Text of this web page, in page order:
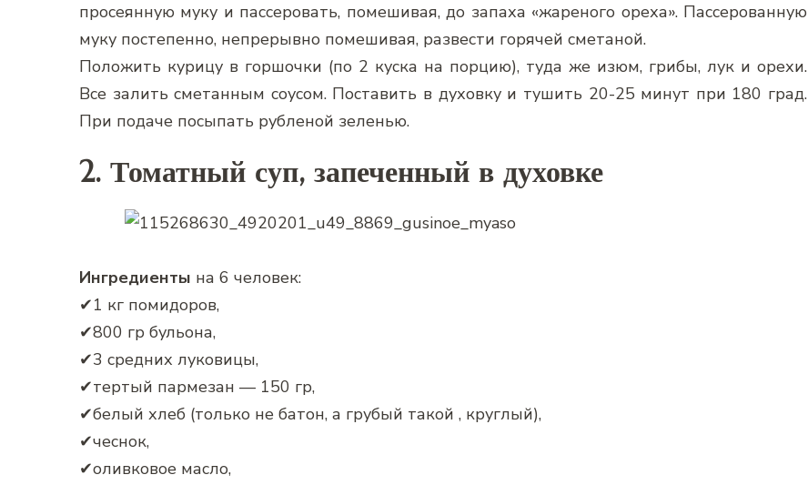
просеянную муку и пассеровать, помешивая, до запаха «жареного ореха». Пассерованную
муку постепенно, непрерывно помешивая, развести горячей сметаной.
Положить курицу в горшочки (по 2 куска на порцию), туда же изюм, грибы, лук и орехи.
Все залить сметанным соусом. Поставить в духовку и тушить 20-25 минут при 180 град.
При подаче посыпать рубленой зеленью.
2. Томатный суп, запеченный в духовке
Ингредиенты на 6 человек:
✔1 кг помидоров,
✔800 гр бульона,
✔3 средних луковицы,
✔тертый пармезан — 150 гр,
✔белый хлеб (только не батон, а грубый такой , круглый),
✔чеснок,
✔оливковое масло,